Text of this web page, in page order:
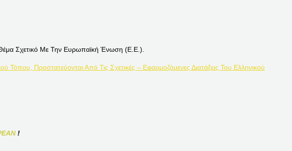
Σχετικό Με Την Ευρωπαϊκή Ένωση (Ε.Ε.).
Τόπου, Προστατεύονται Από Τις Σχετικές – Εφαρμοζόμενες Διατάξεις Του Ελληνικού
!